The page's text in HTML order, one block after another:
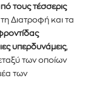
του
τα νέα
τους τέσσερις
Διατροφή και τα
υπερδυνάμεις,
των οποίων
των